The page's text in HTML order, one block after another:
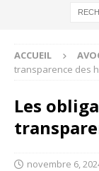
ACCUEIL
transparence des
Les
novembre 6,